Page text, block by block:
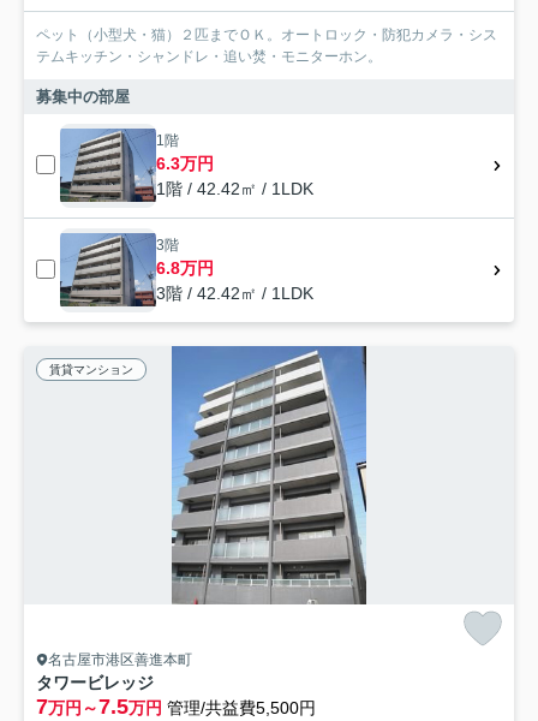
ペット（小型犬・猫）２匹までＯＫ。オートロック・防犯カメラ・シス
テムキッチン・シャンドレ・追い焚・モニターホン。
募集中の部屋
1階
6.3万円
1階 / 42.42㎡ / 1LDK
3階
6.8万円
3階 / 42.42㎡ / 1LDK
賃貸マンション
名古屋市港区善進本町
タワービレッジ
7万円～7.5万円 管理/共益費5,500円